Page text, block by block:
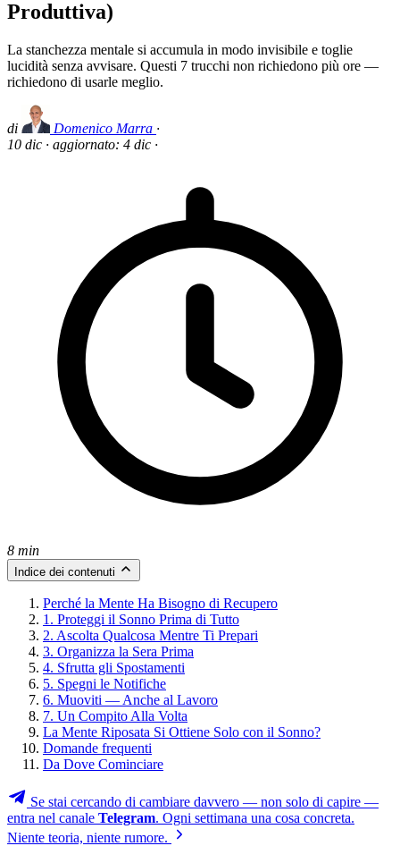
Produttiva)
La stanchezza mentale si accumula in modo invisibile e toglie
lucidità senza avvisare. Questi 7 trucchi non richiedono più ore —
richiedono di usarle meglio.
di Domenico Marra ·
10 dic · aggiornato: 4 dic ·
8 min
Indice dei contenuti
Perché la Mente Ha Bisogno di Recupero
1. Proteggi il Sonno Prima di Tutto
2. Ascolta Qualcosa Mentre Ti Prepari
3. Organizza la Sera Prima
4. Sfrutta gli Spostamenti
5. Spegni le Notifiche
6. Muoviti — Anche al Lavoro
7. Un Compito Alla Volta
La Mente Riposata Si Ottiene Solo con il Sonno?
Domande frequenti
Da Dove Cominciare
Se stai cercando di cambiare davvero — non solo di capire —
entra nel canale Telegram. Ogni settimana una cosa concreta.
Niente teoria, niente rumore.